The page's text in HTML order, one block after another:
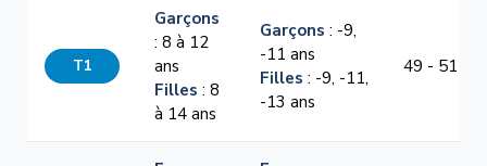
T1
Garçons
: 8 à 12
ans
Filles : 8
à 14 ans
Garçons : -9,
-11 ans
Filles : -9, -11,
-13 ans
49 - 51 cm